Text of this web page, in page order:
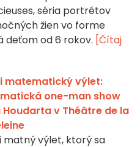
séria portrétov
žien vo forme
deťom od 6 rokov. [Čítaj
matematický výlet:
one-man show
Houdarta v Théâtre de la
matný výlet, ktorý sa